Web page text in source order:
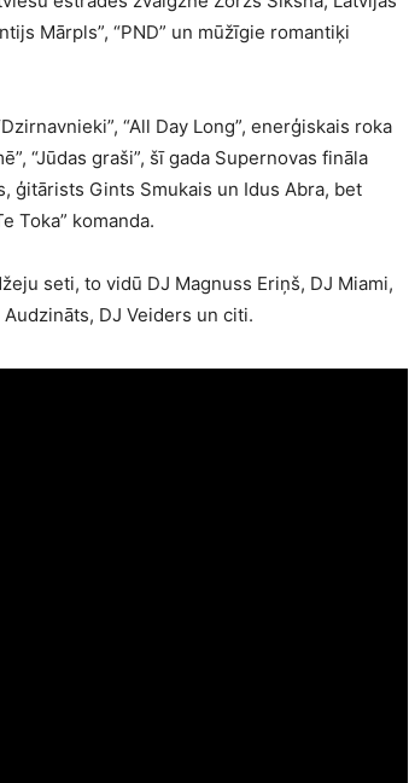
Mārpls”, “PND” un mūžīgie romantiķi
“All Day Long”, enerģiskais roka
“Jūdas graši”, šī gada Supernovas fināla
ģitārists Gints Smukais un Idus Abra, bet
Toka” komanda.
seti, to vidū DJ Magnuss Eriņš, DJ Miami,
DJ Veiders un citi.